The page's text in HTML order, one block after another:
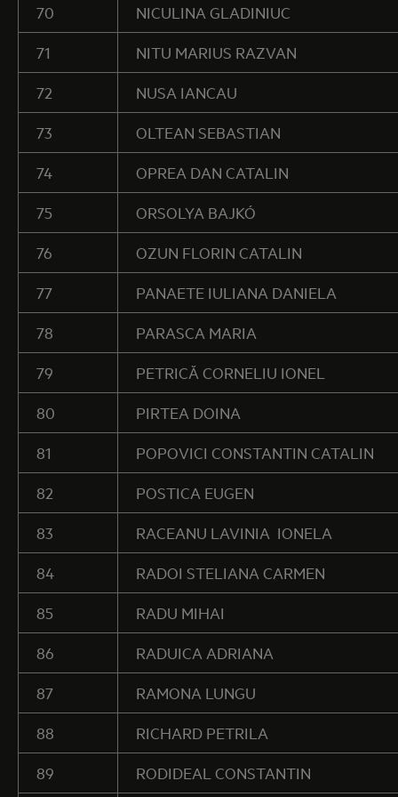
70
NICULINA GLADINIUC
71
NITU MARIUS RAZVAN
72
NUSA IANCAU
73
OLTEAN SEBASTIAN
74
OPREA DAN CATALIN
75
ORSOLYA BAJKÓ
76
OZUN FLORIN CATALIN
77
PANAETE IULIANA DANIELA
78
PARASCA MARIA
79
PETRICĂ CORNELIU IONEL
80
PIRTEA DOINA
81
POPOVICI CONSTANTIN CATALIN
82
POSTICA EUGEN
83
RACEANU LAVINIA IONELA
84
RADOI STELIANA CARMEN
85
RADU MIHAI
86
RADUICA ADRIANA
87
RAMONA LUNGU
88
RICHARD PETRILA
89
RODIDEAL CONSTANTIN